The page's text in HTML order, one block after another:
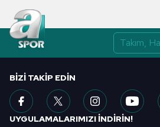
BIZI TAKIP EDIN
UYGULAMALARIMIZI İNDİRİN!